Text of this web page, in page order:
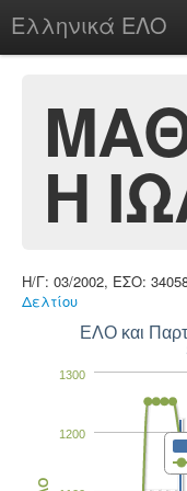
Ελληνικά ΕΛΟ
chesstu.be @ discord
LoginΗ
Η/Γ: 03/2002, ΕΣΟ:
Δελτίου
ΕΛΟ και
1200
1300